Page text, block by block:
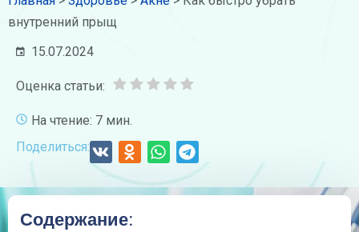
внутренний прыщ
15.07.2024
Оценка статьи:
На чтение: 7 мин.
Поделиться:
Содержание: